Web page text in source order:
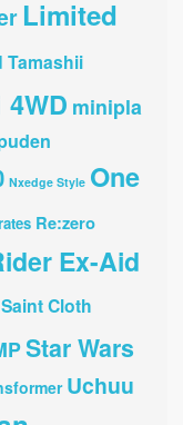
Limited
Tamashii
minipla
Nxedge Style One
Re:zero
Ex-Aid
Saint Cloth
Star Wars
Uchuu